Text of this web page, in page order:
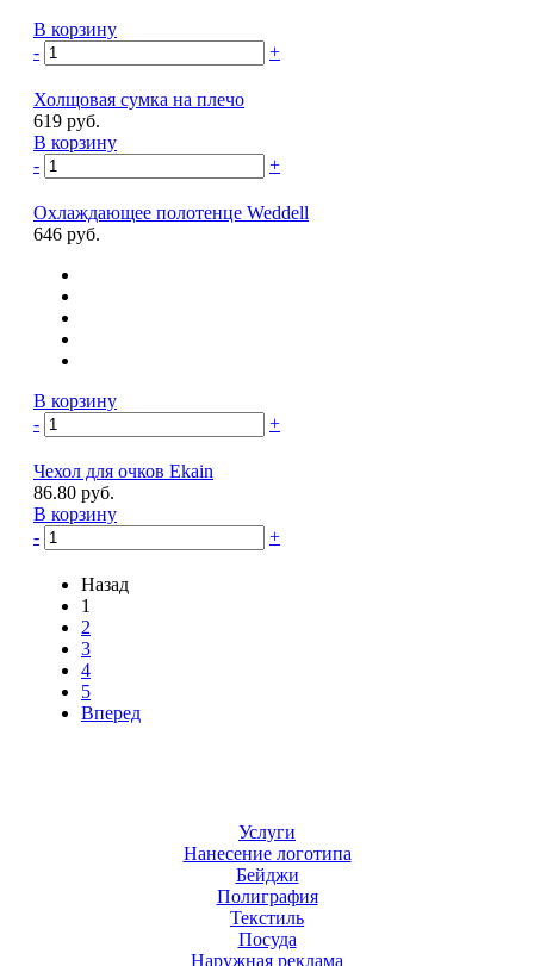
В корзину
-
+
Холщовая сумка на плечо
619 руб.
В корзину
-
+
Охлаждающее полотенце Weddell
646 руб.
В корзину
-
+
Чехол для очков Ekain
86.80 руб.
В корзину
-
+
Назад
1
2
3
4
5
Вперед
Услуги
Нанесение логотипа
Бейджи
Полиграфия
Текстиль
Посуда
Наружная реклама